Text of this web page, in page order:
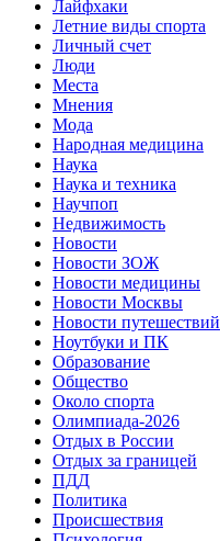
Лайфхаки
Летние виды спорта
Личный счет
Люди
Места
Мнения
Мода
Народная медицина
Наука
Наука и техника
Научпоп
Недвижимость
Новости
Новости ЗОЖ
Новости медицины
Новости Москвы
Новости путешествий
Ноутбуки и ПК
Образование
Общество
Около спорта
Олимпиада-2026
Отдых в России
Отдых за границей
ПДД
Политика
Происшествия